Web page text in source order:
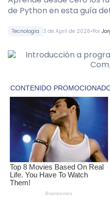
Tecnologia 3 de April de 2026•Por
de Python en esta guía